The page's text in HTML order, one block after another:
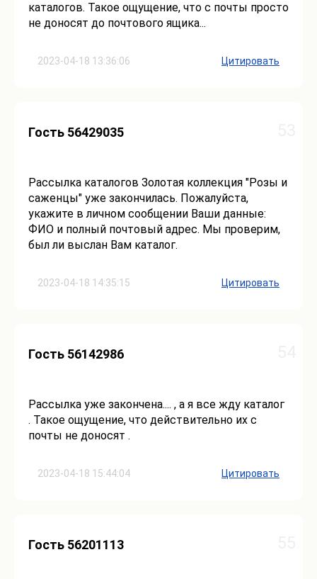
2023-04-18 13:36:06
каталогов. Такое ощущение, что с почты просто
не доносят до почтового ящика...
Цитировать
2023-04-18 14:35:15
Гость 56429035
Рассылка каталогов Золотая коллекция "Розы и
саженцы" уже закончилась. Пожалуйста,
укажите в личном сообщении Ваши данные:
ФИО и полный почтовый адрес. Мы проверим,
был ли выслан Вам каталог.
Цитировать
2023-04-18 15:44:04
Гость 56142986
Рассылка уже закончена.... , а я все жду каталог
. Такое ощущение, что действительно их с
почты не доносят .
Цитировать
Гость 56201113